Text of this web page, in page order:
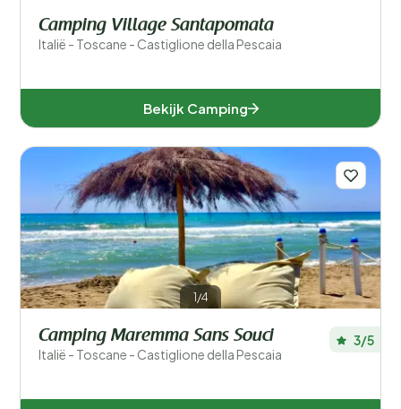
Camping Village Santapomata
Italië - Toscane - Castiglione della Pescaia
Bekijk Camping
1/4
Camping Maremma Sans Souci
Italië - Toscane - Castiglione della Pescaia
3/5